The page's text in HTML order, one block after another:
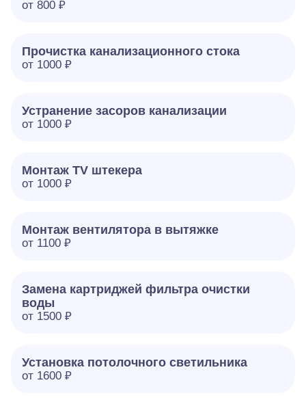
от 800 ₽
Прочистка канализационного стока
от 1000 ₽
Устранение засоров канализации
от 1000 ₽
Монтаж TV штекера
от 1000 ₽
Монтаж вентилятора в вытяжке
от 1100 ₽
Замена картриджей фильтра очистки
воды
от 1500 ₽
Установка потолочного светильника
от 1600 ₽